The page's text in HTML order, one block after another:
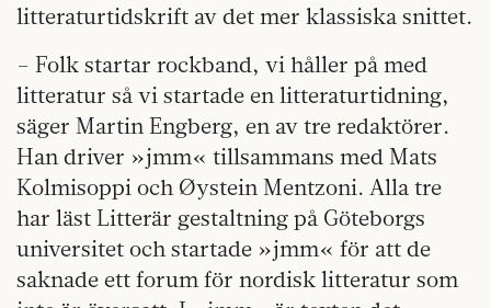
litteraturtidskrift av det mer klassiska snittet.
– Folk startar rockband, vi håller på med
litteratur så vi startade en litteraturtidning,
säger Martin Engberg, en av tre redaktörer.
Han driver »jmm« tillsammans med Mats
Kolmisoppi och Øystein Mentzoni. Alla tre
har läst Litterär gestaltning på Göteborgs
universitet och startade »jmm« för att de
saknade ett forum för nordisk litteratur som